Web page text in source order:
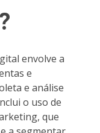
envolve a
e
e análise
o uso de
que